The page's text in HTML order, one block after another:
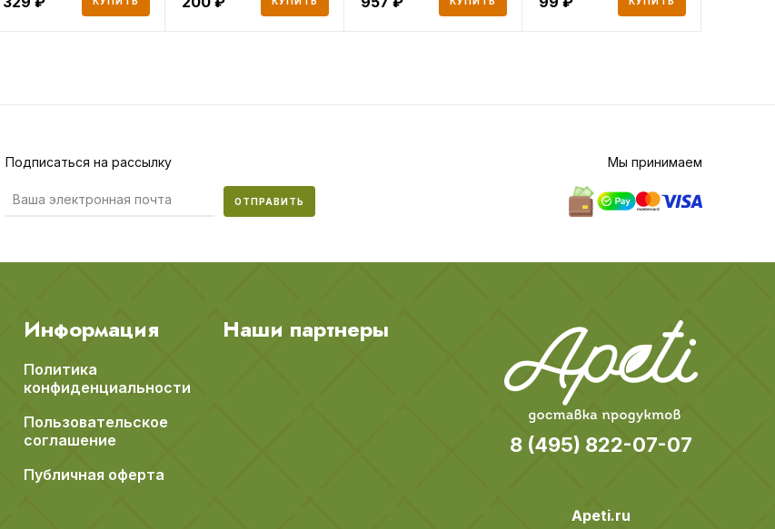
Подписаться на рассылку
ОТПРАВИТЬ
Мы принимаем
Информация
Политика
конфиденциальности
Пользовательское
соглашение
Публичная оферта
Наши партнеры
8 (495) 822-07-07
Apeti.ru